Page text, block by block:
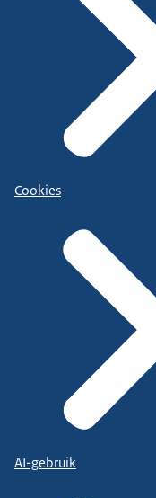
Cookies
AI-gebruik